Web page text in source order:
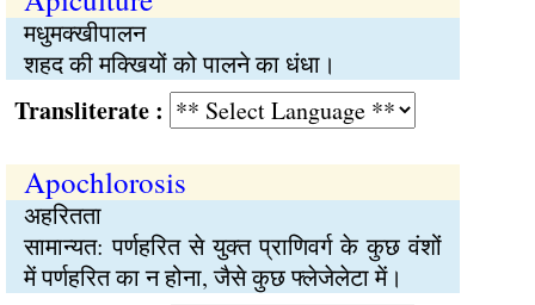
मधुमक्खीपालन
शहद की मक्खियों को पालने का धंधा।
:
Apochlorosis
अहरितता
सामान्यत: पर्णहरित से युक्त प्राणिवर्ग के कुछ वंशों
में पर्णहरित का न होना, जैसे कुछ फ्लेजेलेटा में।